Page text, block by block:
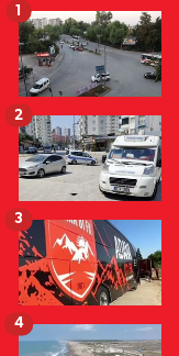
1
2
3
4